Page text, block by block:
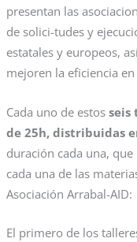
presentan las
de solici-tudes y
estatales y europeos,
mejoren la eficiencia
Cada uno de estos seis
de 25h, distribuidas
duración cada una,
cada una de las
Asociación Arrabal-AID:
El primero de los